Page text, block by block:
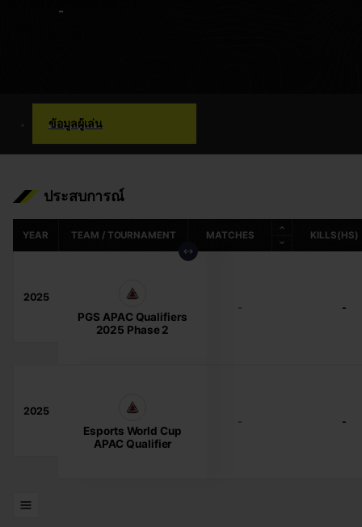
-
ข้อมูลผู้เล่น
ประสบการณ์
YEAR TEAM / TOURNAMENT MATCHES KILLS(HS)
2025
PGS APAC Qualifiers
2025 Phase 2
- -
2025
Esports World Cup
APAC Qualifier
- -